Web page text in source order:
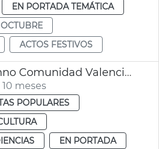
EN PORTADA TEMÁTICA
ACTOS FESTIVOS
Homenaje Himno Comunidad Valenciana en la ciudad de València
meses
POPULARES
EN PORTADA